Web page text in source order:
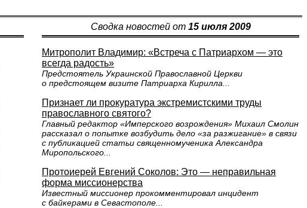
Сводка новостей от 15 июля 2009
Митрополит Владимир: «Встреча с Патриархом — это
всегда радость»
Предстоятель Украинской Православной Церкви
о предстоящем визите Патриарха Кирилла...
Признает ли прокуратура экстремистскими труды
православного святого?
Главный редактор «Имперского возрождения» Михаил Смолин
рассказал о попытке возбудить дело «за разжигание» в связи
с публикацией статьи священномученика Александра
Миропольского...
Протоиерей Евгений Соколов: Это — неправильная
форма миссионерства
Известный миссионер прокомментировал инцидент
с байкерами в Севастополе...